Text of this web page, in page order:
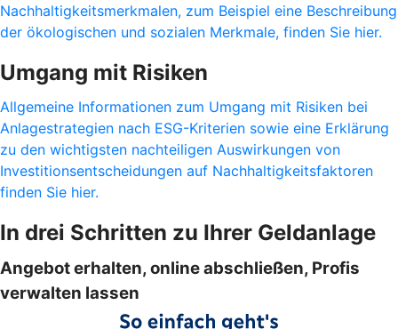
Nachhaltigkeitsmerkmalen, zum Beispiel eine Beschreibung
der ökologischen und sozialen Merkmale, finden Sie hier.
Umgang mit Risiken
Allgemeine Informationen zum Umgang mit Risiken bei
Anlagestrategien nach ESG-Kriterien sowie eine Erklärung
zu den wichtigsten nachteiligen Auswirkungen von
Investitionsentscheidungen auf Nachhaltigkeitsfaktoren
finden Sie hier.
In drei Schritten zu Ihrer Geldanlage
Angebot erhalten, online abschließen, Profis
verwalten lassen